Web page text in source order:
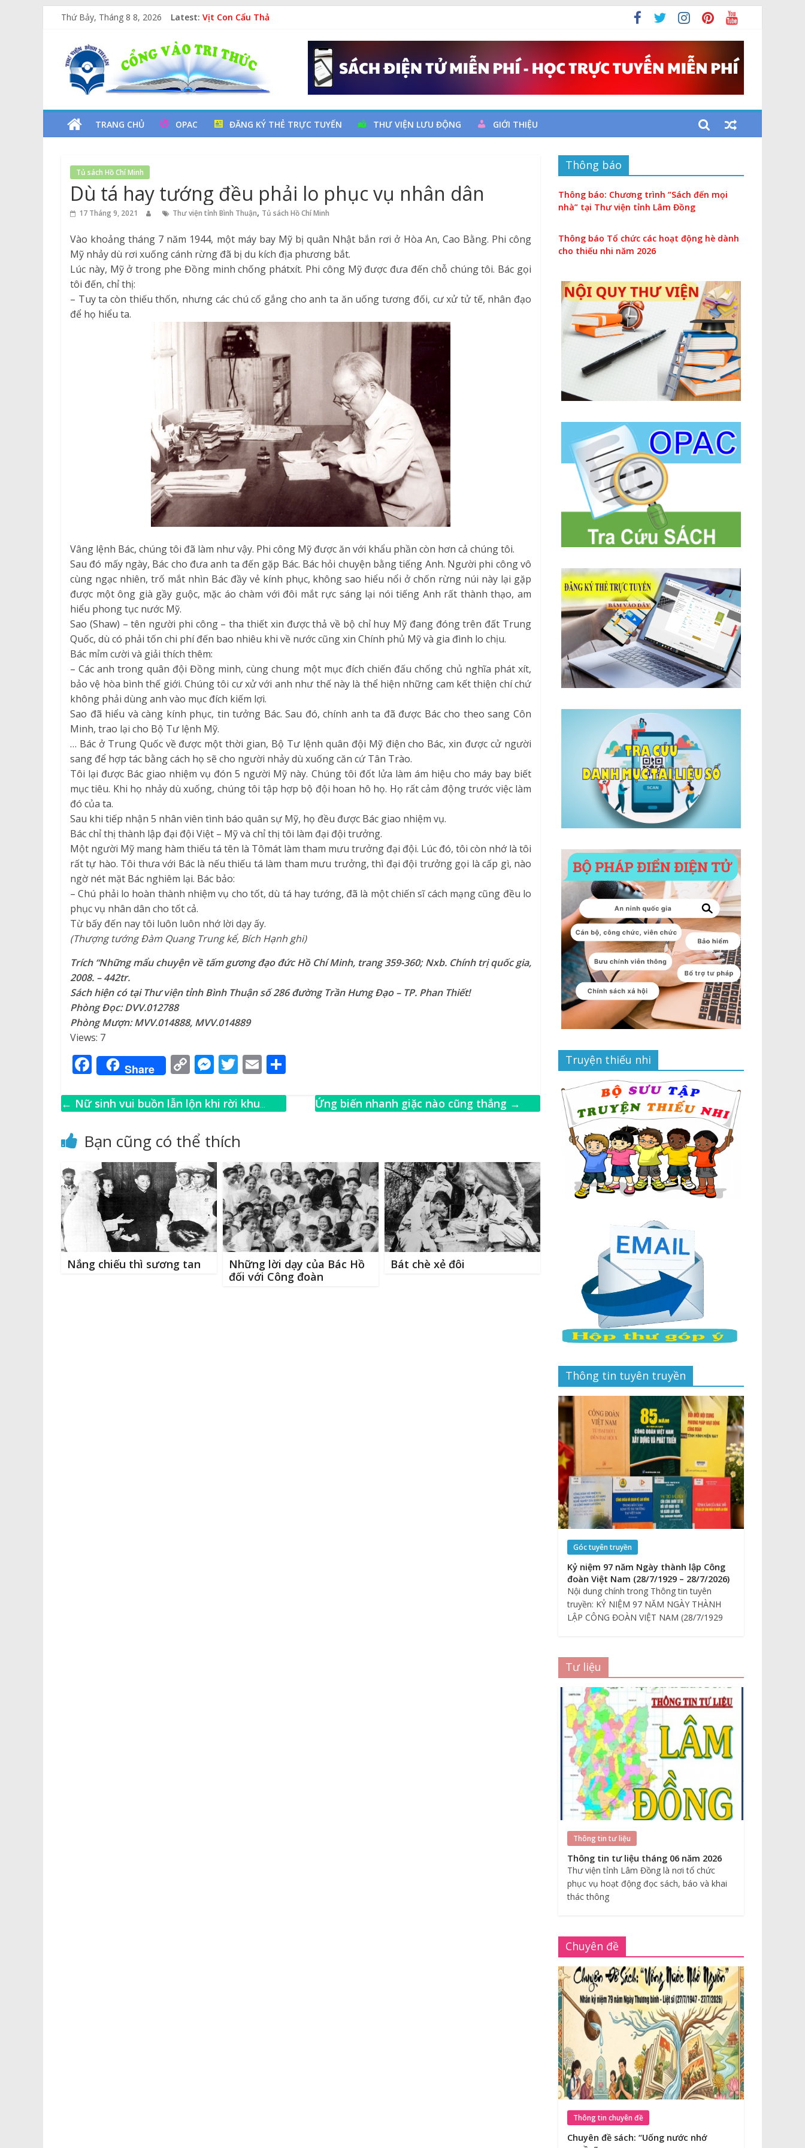
Thứ Bảy, Tháng 8 8, 2026 Latest: Vịt Con Cẩu Thả
Kỷ niệm 97 năm Ngày thành lập Công đoàn Việt Nam (28/7/1929 – 28/7/2026)
Xe Lu Và Xe Ca
Các yếu tố nguy cơ đột quỵ não và dự phòng
Thư
Viện
Tỉnh
Bình
Thuận
Cổng
Tri
Thức
TRANG CHỦ OPAC ĐĂNG KÝ THẺ TRỰC TUYẾN THƯ VIỆN LƯU ĐỘNG GIỚI THIỆU
Tủ sách Hồ Chí Minh
Dù tá hay tướng đều phải lo phục vụ nhân dân
17 Tháng 9, 2021 Thư viện tỉnh Bình Thuận, Tủ sách Hồ Chí Minh
Vào khoảng tháng 7 năm 1944, một máy bay Mỹ bị quân Nhật bắn rơi ở Hòa An, Cao Bằng. Phi công
Mỹ nhảy dù rơi xuống cánh rừng đã bị du kích địa phương bắt.
Lúc này, Mỹ ở trong phe Đồng minh chống phátxít. Phi công Mỹ được đưa đến chỗ chúng tôi. Bác gọi
tôi đến, chỉ thị:
– Tuy ta còn thiếu thốn, nhưng các chú cố gắng cho anh ta ăn uống tương đối, cư xử tử tế, nhân đạo
để họ hiểu ta.
Vâng lệnh Bác, chúng tôi đã làm như vậy. Phi công Mỹ được ăn với khẩu phần còn hơn cả chúng tôi.
Sau đó mấy ngày, Bác cho đưa anh ta đến gặp Bác. Bác hỏi chuyện bằng tiếng Anh. Người phi công vô
cùng ngạc nhiên, trố mắt nhìn Bác đầy vẻ kính phục, không sao hiểu nổi ở chốn rừng núi này lại gặp
được một ông già gầy guộc, mặc áo chàm với đôi mắt rực sáng lại nói tiếng Anh rất thành thạo, am
hiểu phong tục nước Mỹ.
Sao (Shaw) – tên người phi công – tha thiết xin được thả về bộ chỉ huy Mỹ đang đóng trên đất Trung
Quốc, dù có phải tốn chi phí đến bao nhiêu khi về nước cũng xin Chính phủ Mỹ và gia đình lo chịu.
Bác mỉm cười và giải thích thêm:
– Các anh trong quân đội Đồng minh, cùng chung một mục đích chiến đấu chống chủ nghĩa phát xít,
bảo vệ hòa bình thế giới. Chúng tôi cư xử với anh như thế này là thể hiện những cam kết thiện chí chứ
không phải dùng anh vào mục đích kiếm lợi.
Sao đã hiểu và càng kính phục, tin tưởng Bác. Sau đó, chính anh ta đã được Bác cho theo sang Côn
Minh, trao lại cho Bộ Tư lệnh Mỹ.
… Bác ở Trung Quốc về được một thời gian, Bộ Tư lệnh quân đội Mỹ điện cho Bác, xin được cử người
sang để hợp tác bằng cách họ sẽ cho người nhảy dù xuống căn cứ Tân Trào.
Tôi lại được Bác giao nhiệm vụ đón 5 người Mỹ này. Chúng tôi đốt lửa làm ám hiệu cho máy bay biết
mục tiêu. Khi họ nhảy dù xuống, chúng tôi tập hợp bộ đội hoan hô họ. Họ rất cảm động trước việc làm
đó của ta.
Sau khi tiếp nhận 5 nhân viên tình báo quân sự Mỹ, họ đều được Bác giao nhiệm vụ.
Bác chỉ thị thành lập đại đội Việt – Mỹ và chỉ thị tôi làm đại đội trưởng.
Một người Mỹ mang hàm thiếu tá tên là Tômát làm tham mưu trưởng đại đội. Lúc đó, tôi còn nhớ là tôi
rất tự hào. Tôi thưa với Bác là nếu thiếu tá làm tham mưu trưởng, thì đại đội trưởng gọi là cấp gì, nào
ngờ nét mặt Bác nghiêm lại. Bác bảo:
– Chú phải lo hoàn thành nhiệm vụ cho tốt, dù tá hay tướng, đã là một chiến sĩ cách mạng cũng đều lo
phục vụ nhân dân cho tốt cả.
Từ bấy đến nay tôi luôn luôn nhớ lời dạy ấy.
(Thượng tướng Đàm Quang Trung kể, Bích Hạnh ghi)
Trích “Những mẩu chuyện về tấm gương đạo đức Hồ Chí Minh, trang 359-360; Nxb. Chính trị quốc gia,
2008. – 442tr.
Sách hiện có tại Thư viện tỉnh Bình Thuận số 286 đường Trần Hưng Đạo – TP. Phan Thiết!
Phòng Đọc:DVV.012788
Phòng Mượn: MVV.014888, MVV.014889
Views: 7
F
a
c
b
o
o
k
Share C
p
Li
n
k
M
ss
n
g
e
r
T
it
r
E
ai ar
← Nữ sinh vui buồn lẫn lộn khi rời khu
Ứng biến nhanh giặc nào cũng thắng →
Bạn cũng có thể thích
Nắng chiếu thì sương tan
Những lời dạy của Bác Hồ
đối với Công đoàn
Bát chè xẻ đôi
Thông báo
Thông báo: Chương trình “Sách đến mọi
nhà” tại Thư viện tỉnh Lâm Đồng
Thông báo Tổ chức các hoạt động hè dành
cho thiếu nhi năm 2026
Truyện thiếu nhi
Thông tin tuyên truyền
Góc tuyên truyền
Kỷ niệm 97 năm Ngày thành lập Công
đoàn Việt Nam (28/7/1929 – 28/7/2026)
Nội dung chính trong Thông tin tuyên
truyền: KỶ NIỆM 97 NĂM NGÀY THÀNH
LẬP CÔNG ĐOÀN VIỆT NAM (28/7/1929
Tư liệu
Thông tin tư liệu
Thông tin tư liệu tháng 06 năm 2026
Thư viện tỉnh Lâm Đồng là nơi tổ chức
phục vụ hoạt động đọc sách, báo và khai
thác thông
Chuyên đề
Thông tin chuyên đề
Chuyên đề sách: “Uống nước nhớ